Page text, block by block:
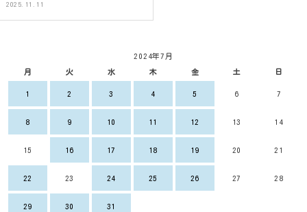
2025.11.11
2024年7月
月 火 水 木 金 土 日
1 2 3 4 5 6 7
8 9 10 11 12 13 14
15 16 17 18 19 20 21
22 23 24 25 26 27 28
29 30 31